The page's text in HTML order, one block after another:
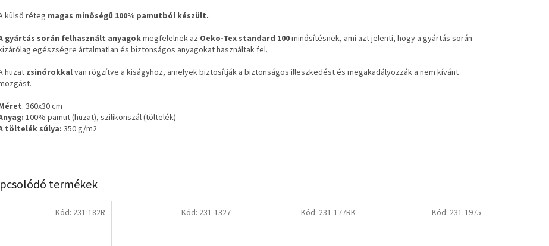
termékek
Kód: 231-182R Kód: 231-1327 Kód: 231-177RK Kód: 231-1975
külső réteg magas minőségű 100% pamutból készült.
gyártás során felhasznált anyagokmegfelelnek az Oeko-Tex standard 100minősítésnek, ami azt jelenti, hogy a gyártás során
egészségre ártalmatlan és biztonságos anyagokat használtak fel.
huzat zsinórokkalvan rögzítve a kiságyhoz, amelyek biztosítják a biztonságos illeszkedést és megakadályozzák a nem kívánt
: 360x30 cm
100% pamut (huzat), szilikonszál (töltelék)
töltelék súlya: 350 g/m2